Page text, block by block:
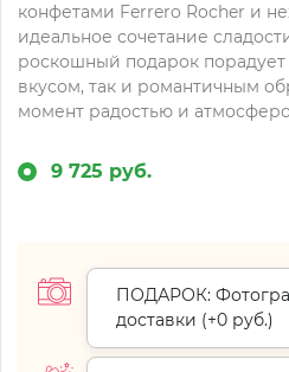
конфетами Ferrero Rocher и
идеальное сочетание
роскошный подарок
вкусом, так и романтичным
момент радостью и
9 725 руб.
ПОДАРОК:
доставки (+0 руб.)